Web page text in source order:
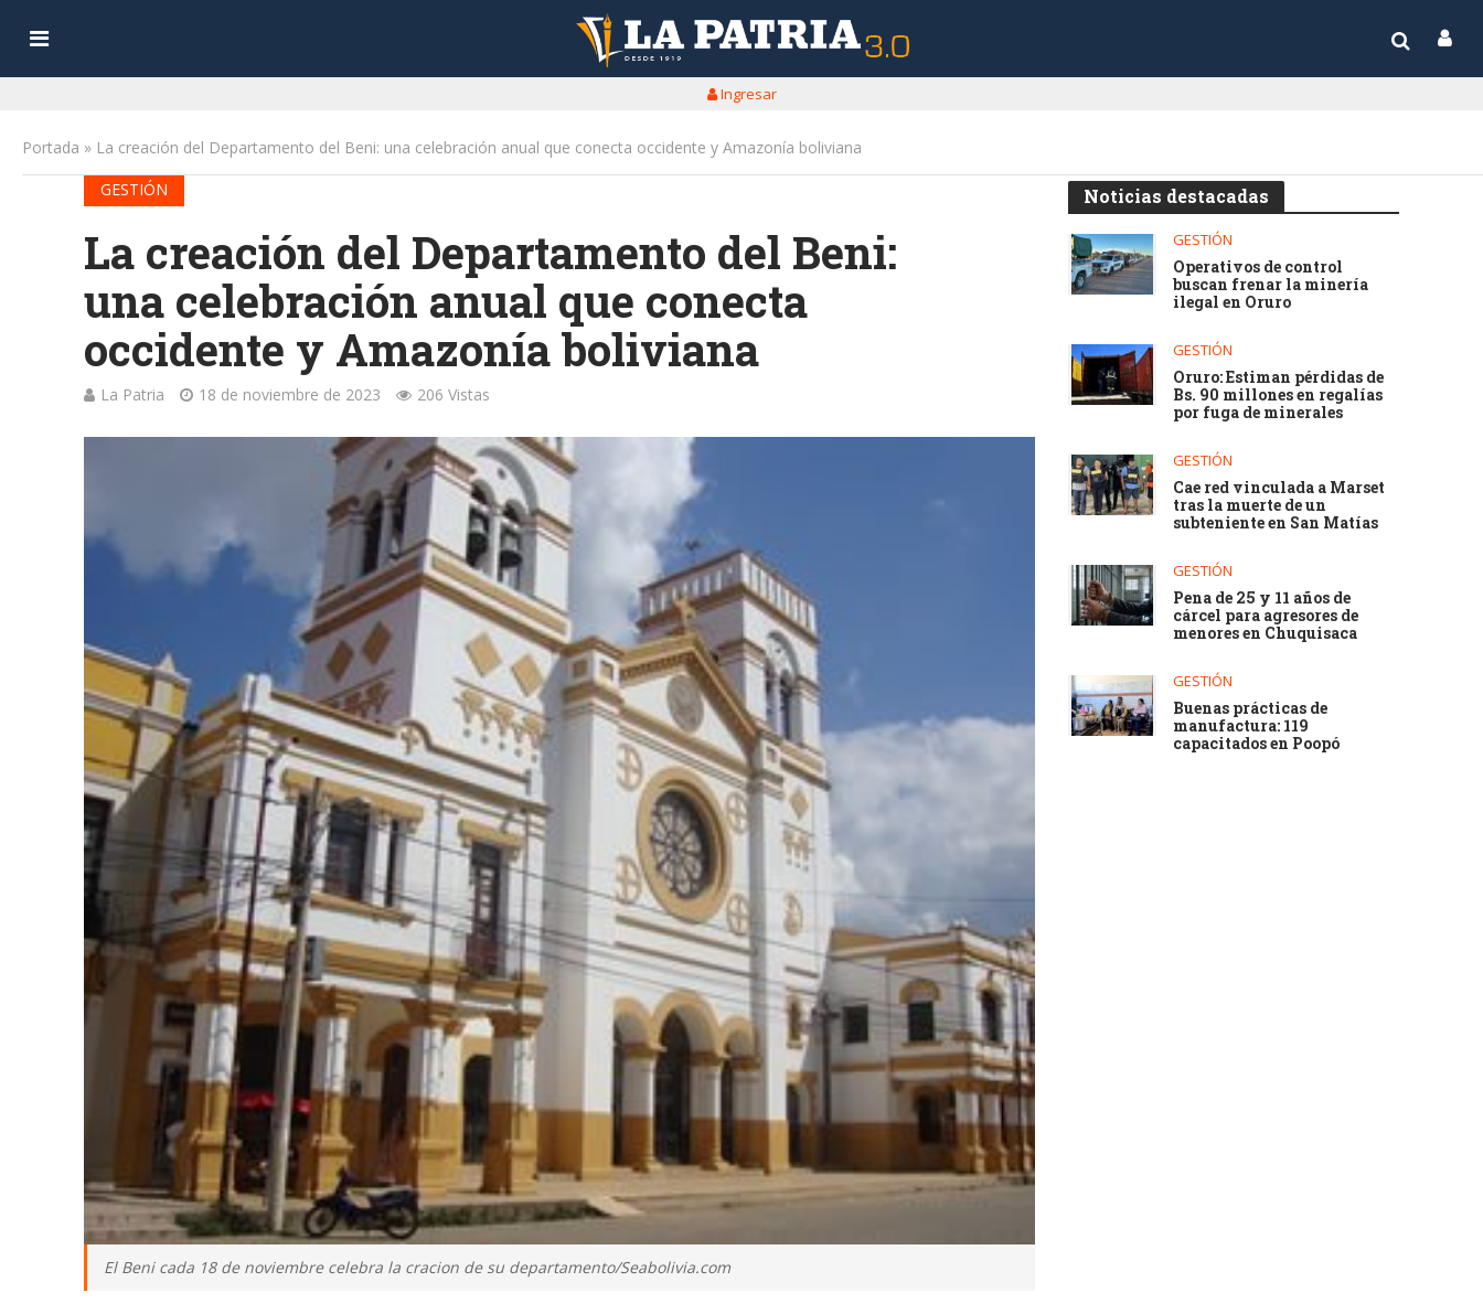
Ingresar
Portada » La creación del Departamento del Beni: una celebración anual que conecta occidente y Amazonía boliviana
GESTIÓN
La creación del Departamento del Beni:
una celebración anual que conecta
occidente y Amazonía boliviana
La Patria 18 de noviembre de 2023 206 Vistas
El Beni cada 18 de noviembre celebra la cracion de su departamento/Seabolivia.com
Noticias destacadas
GESTIÓN
Operativos de control
buscan frenar la minería
ilegal en Oruro
GESTIÓN
Oruro: Estiman pérdidas de
Bs. 90 millones en regalías
por fuga de minerales
GESTIÓN
Cae red vinculada a Marset
tras la muerte de un
subteniente en San Matías
GESTIÓN
Pena de 25 y 11 años de
cárcel para agresores de
menores en Chuquisaca
GESTIÓN
Buenas prácticas de
manufactura: 119
capacitados en Poopó